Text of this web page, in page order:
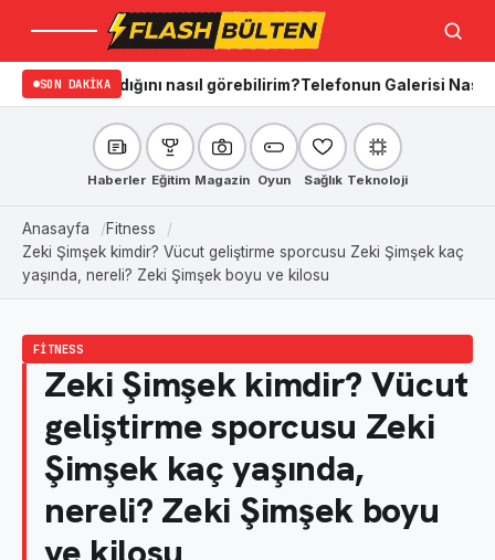
Menü Ara
SON DAKIKAnasıl görebilirim?Telefonun Galerisi Nasıl
Haberler Eğitim Magazin Oyun Sağlık Teknoloji
Anasayfa
Fitness
Zeki Şimşek kimdir? Vücut geliştirme sporcusu Zeki Şimşek kaç
yaşında, nereli? Zeki Şimşek boyu ve kilosu
FITNESS
Zeki Şimşek kimdir? Vücut
geliştirme sporcusu Zeki
Şimşek kaç yaşında,
nereli? Zeki Şimşek boyu